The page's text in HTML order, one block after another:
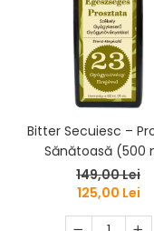
Bitter Secuiesc –
Sănătoasă (500
149,00 Lei
125,00 Lei